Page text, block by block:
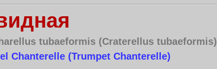
tubaeformis (Craterellus tubaeformis)
Chanterelle (Trumpet Chanterelle)